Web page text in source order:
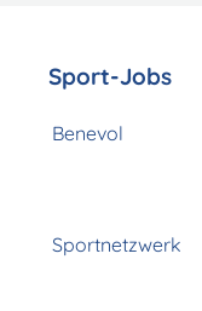
Sport-Jobs
Benevol
Sportnetzwerk